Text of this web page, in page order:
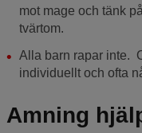
mot mage och tänk
tvärtom.
Alla barn rapar inte.
individuellt och ofta
Amning